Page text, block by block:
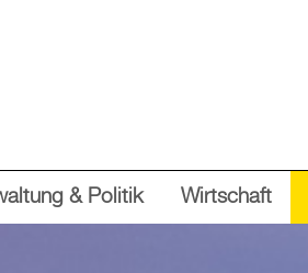
& Politik Wirtschaft